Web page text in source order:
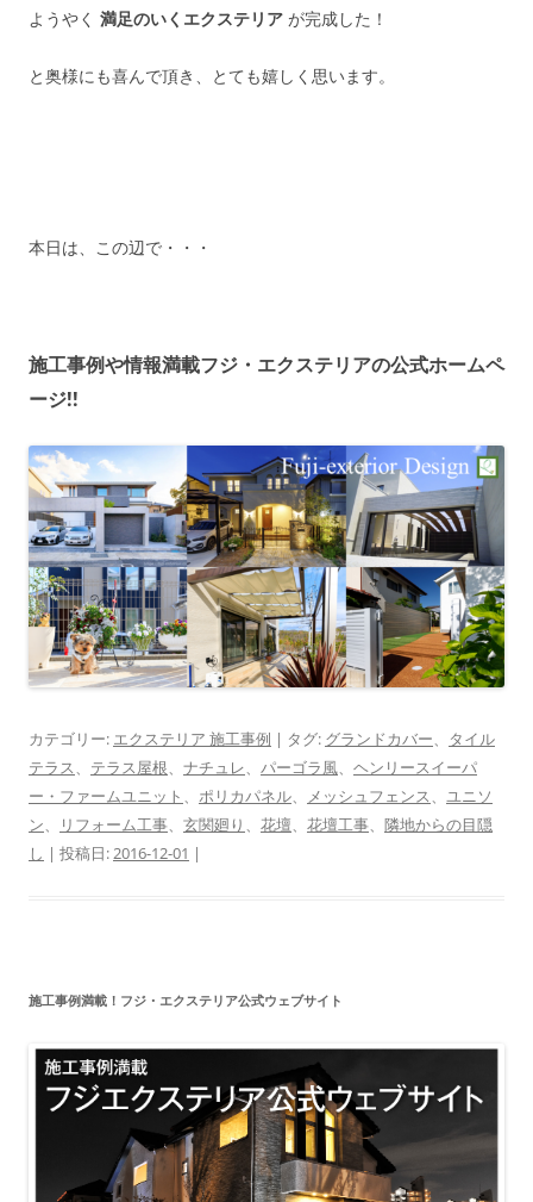
ようやく 満足のいくエクステリア が完成した！
と奥様にも喜んで頂き、とても嬉しく思います。
本日は、この辺で・・・
施工事例や情報満載フジ・エクステリアの公式ホームペ
ージ!!
カテゴリー: エクステリア 施工事例 | タグ: グランドカバー、
タイル
テラス、 テラス屋根、 ナチュレ、 パーゴラ風、 ヘンリースイーパ
ー・ファームユニット 、 ポリカパネル、 メッシュフェンス、 ユニソ
ン、 リフォーム工事、 玄関廻り 、 花壇、 花壇工事、 隣地からの目隠
し | 投稿日:2016-12-01 |
施工事例満載！フジ・エクステリア公式ウェブサイト